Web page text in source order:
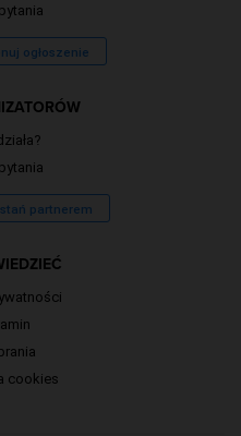
ogłoszenie
partnerem
cookies